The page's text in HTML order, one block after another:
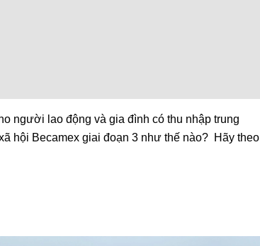
người lao động và gia đình có thu nhập trung
hội Becamex giai đoạn 3 như thế nào? Hãy theo